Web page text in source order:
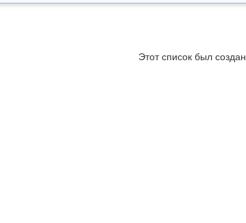
Этот список был создан